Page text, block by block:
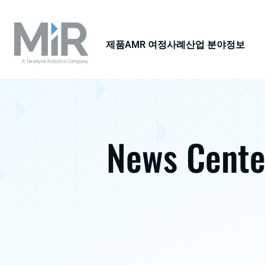
제품AMR 여정사례산업 분야정보
News